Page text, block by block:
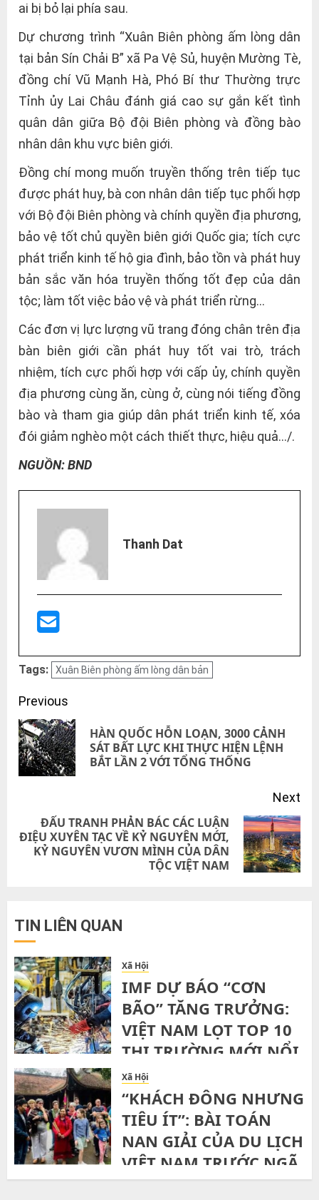
ai bị bỏ lại phía sau.
Dự chương trình “Xuân Biên phòng ấm lòng dân
tại bản Sín Chải B” xã Pa Vệ Sủ, huyện Mường Tè,
đồng chí Vũ Mạnh Hà, Phó Bí thư Thường trực
Tỉnh ủy Lai Châu đánh giá cao sự gắn kết tình
quân dân giữa Bộ đội Biên phòng và đồng bào
nhân dân khu vực biên giới.
Đồng chí mong muốn truyền thống trên tiếp tục
được phát huy, bà con nhân dân tiếp tục phối hợp
với Bộ đội Biên phòng và chính quyền địa phương,
bảo vệ tốt chủ quyền biên giới Quốc gia; tích cực
phát triển kinh tế hộ gia đình, bảo tồn và phát huy
bản sắc văn hóa truyền thống tốt đẹp của dân
tộc; làm tốt việc bảo vệ và phát triển rừng…
Các đơn vị lực lượng vũ trang đóng chân trên địa
bàn biên giới cần phát huy tốt vai trò, trách
nhiệm, tích cực phối hợp với cấp ủy, chính quyền
địa phương cùng ăn, cùng ở, cùng nói tiếng đồng
bào và tham gia giúp dân phát triển kinh tế, xóa
đói giảm nghèo một cách thiết thực, hiệu quả…/.
NGUỒN: BND
Thanh Dat
Tags: Xuân Biên phòng ấm lòng dân bản
Post
navigation
Previous
HÀN QUỐC HỖN LOẠN, 3000 CẢNH
SÁT BẤT LỰC KHI THỰC HIỆN LỆNH
BẮT LẦN 2 VỚI TỔNG THỐNG
Next
Next
post:
ĐẤU TRANH PHẢN BÁC CÁC LUẬN
ĐIỆU XUYÊN TẠC VỀ KỶ NGUYÊN MỚI,
KỶ NGUYÊN VƯƠN MÌNH CỦA DÂN
TỘC VIỆT NAM
TIN LIÊN QUAN
Xã Hội
IMF DỰ BÁO “CƠN
BÃO” TĂNG TRƯỞNG:
VIỆT NAM LỌT TOP 10
THỊ TRƯỜNG MỚI NỔI
NHANH NHẤT THẾ
GIỚI ĐẾN 2029
TUESDAY, 21ST JULY, 2026
Xã Hội
“KHÁCH ĐÔNG NHƯNG
TIÊU ÍT”: BÀI TOÁN
NAN GIẢI CỦA DU LỊCH
VIỆT NAM TRƯỚC NGÃ
RẼ BỀN VỮNG